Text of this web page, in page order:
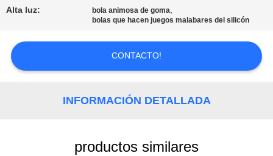
MAPA
DEL
SITIO
Alta luz: bola animosa de goma,
bolas que hacen juegos malabares del silicón
CONTACTO!
INFORMACIÓN DETALLADA
productos similares